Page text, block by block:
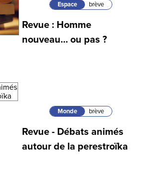
Espace brève
Revue : Homme
nouveau… ou pas ?
Monde brève
Revue - Débats animés
autour de la perestroïka